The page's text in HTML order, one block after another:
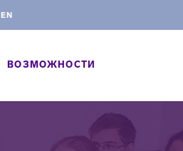
EN
ВОЗМОЖНОСТИ